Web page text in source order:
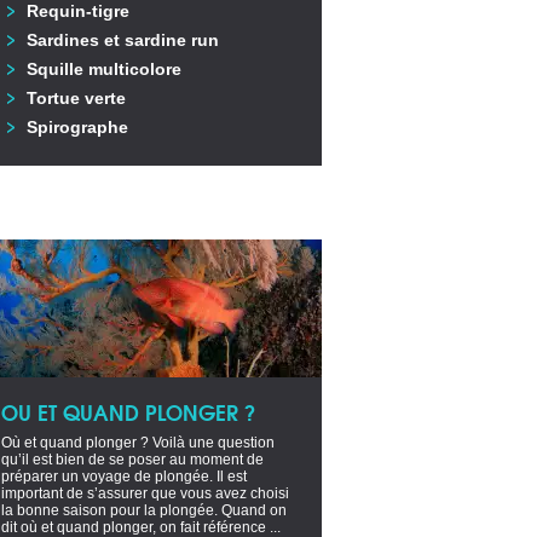
Requin-tigre
Sardines et sardine run
Squille multicolore
Tortue verte
Spirographe
OU ET QUAND PLONGER ?
Où et quand plonger ? Voilà une question
qu’il est bien de se poser au moment de
préparer un voyage de plongée. Il est
important de s’assurer que vous avez choisi
la bonne saison pour la plongée. Quand on
dit où et quand plonger, on fait référence ...